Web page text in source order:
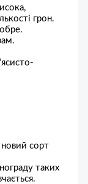
грон.
сорт
таких